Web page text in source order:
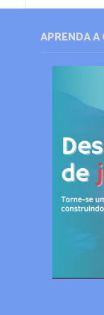
APRENDA A